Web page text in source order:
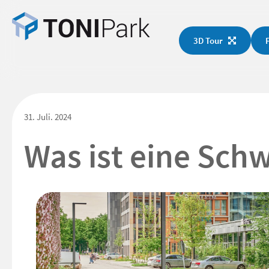
3D Tour
31. Juli. 2024
Was ist eine